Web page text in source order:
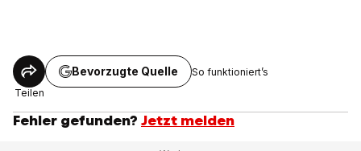
Teilen
Bevorzugte Quelle So funktioniert’s
Fehler gefunden? Jetzt melden